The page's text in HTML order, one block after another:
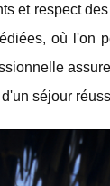
et respect
où l'on
séjour